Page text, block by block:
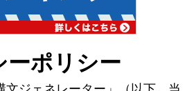
ーポリシー